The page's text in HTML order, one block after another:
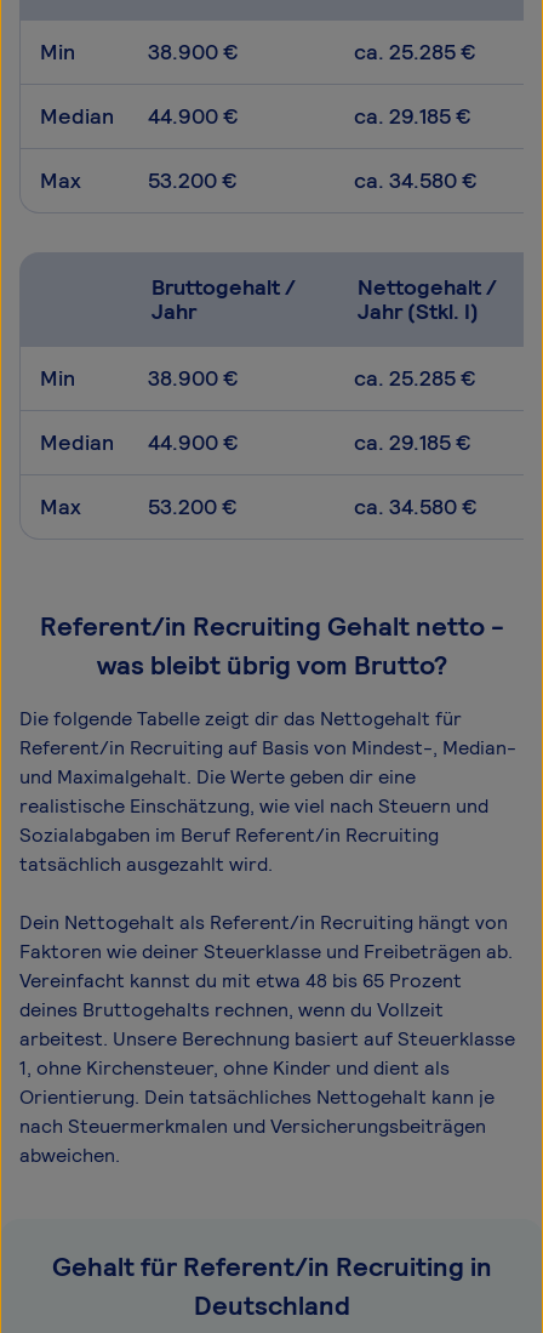
Min 38.900 € ca. 25.285 €
Median 44.900 € ca. 29.185 €
Max 53.200 € ca. 34.580 €
Bruttogehalt /
Jahr
Nettogehalt /
Jahr (Stkl. I)
Min 38.900 € ca. 25.285 €
Median 44.900 € ca. 29.185 €
Max 53.200 € ca. 34.580 €
Referent/in Recruiting Gehalt netto -
was bleibt übrig vom Brutto?
Die folgende Tabelle zeigt dir das Netto­gehalt für
Referent/in Recruiting auf Basis von Mindest-, Median-
und Maximal­gehalt. Die Werte geben dir eine
realistische Einschätzung, wie viel nach Steuern und
Sozialabgaben im Beruf Referent/in Recruiting
tatsächlich ausgezahlt wird.
Dein Nettogehalt als Referent/in Recruiting hängt von
Faktoren wie deiner Steuerklasse und Freibeträgen ab.
Vereinfacht kannst du mit etwa 48 bis 65 Prozent
deines Bruttogehalts rechnen, wenn du Vollzeit
arbeitest. Unsere Berechnung basiert auf Steuerklasse
1, ohne Kirchensteuer, ohne Kinder und dient als
Orientierung. Dein tatsächliches Nettogehalt kann je
nach Steuermerkmalen und Versicherungsbeiträgen
abweichen.
Gehalt für Referent/in Recruiting in
Deutschland